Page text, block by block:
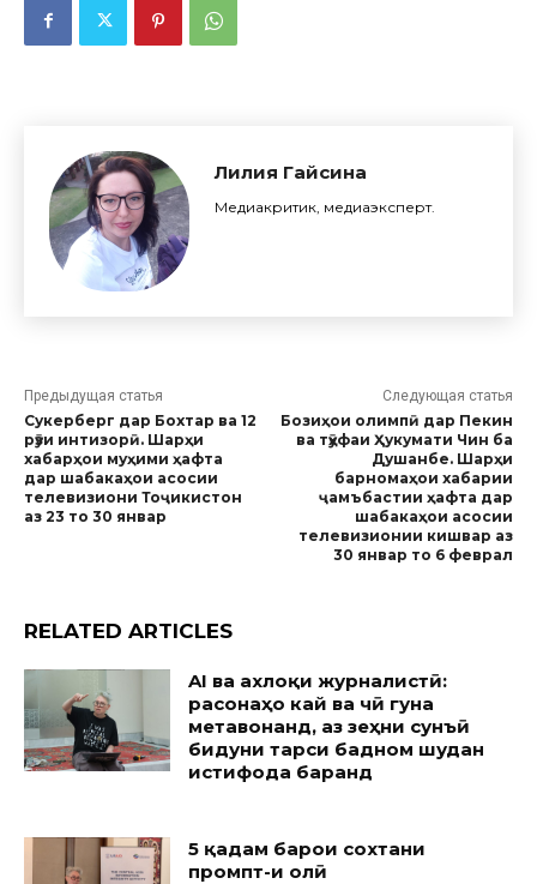
Лилия Гайсина
Медиакритик, медиаэксперт.
Предыдущая статья
Сукерберг дар Бохтар ва 12
рӯзи интизорӣ. Шарҳи
хабарҳои муҳими ҳафта
дар шабакаҳои асосии
телевизиони Тоҷикистон
аз 23 то 30 январ
Следующая статья
Бозиҳои олимпӣ дар Пекин
ва тӯҳфаи Ҳукумати Чин ба
Душанбе. Шарҳи
барномаҳои хабарии
ҷамъбастии ҳафта дар
шабакаҳои асосии
телевизионии кишвар аз
30 январ то 6 феврал
RELATED ARTICLES
AI ва ахлоқи журналистӣ:
расонаҳо кай ва чӣ гуна
метавонанд, аз зеҳни сунъӣ
бидуни тарси бадном шудан
истифода баранд
5 қадам барои сохтани
промпт-и олӣ